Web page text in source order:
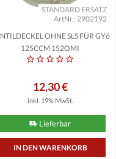
ArtNr.: 2902192
STANDARD ERSATZ
OHNE SLS FÜR GY6
125CCM 152QMI
12,30 €
inkl. 19% MwSt.
Lieferbar